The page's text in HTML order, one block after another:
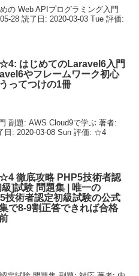
の Web APIプログラミング入門
28 読了日: 2020-03-03 Tue 評価:
はじめてのLaravel6入門
やフレームワーク初心
ってつけの1冊
副題: AWS Cloud9で学ぶ 著者:
日: 2020-03-08 Sun 評価: ☆4
徹底攻略 PHP5技術者認
]試験 問題集 | 唯一の
技術者認定初級試験の公式
で8-9割正答できれば合格